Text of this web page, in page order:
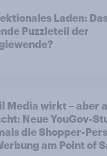
Laden:
Puzzleteil der
Media wirkt – aber
Neue YouGov-
die Shopper-
am Point of